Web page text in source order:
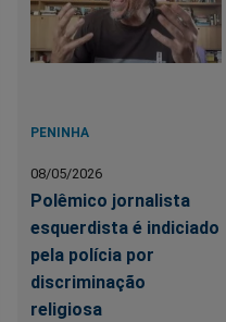
PENINHA
08/05/2026
Polêmico jornalista
esquerdista é indiciado
pela polícia por
discriminação
religiosa